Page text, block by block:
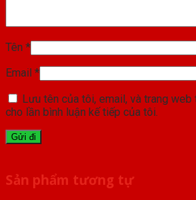
Tên *
Email *
Lưu tên của tôi, email, và trang
cho lần bình luận kế tiếp của tôi.
Sản phẩm tương tự